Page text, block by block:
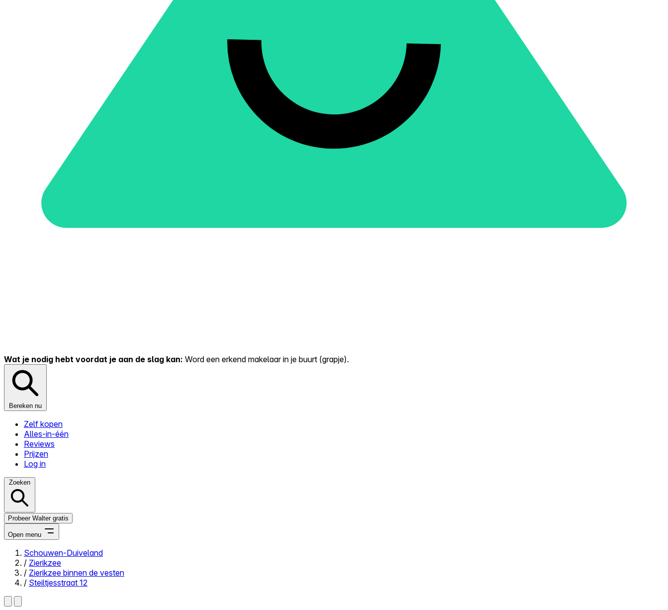
Wat je nodig hebt voordat je aan de slag kan: Word een erkend makelaar in je buurt (grapje).
Bereken nu
Zelf kopen
Alles-in-één
Reviews
Prijzen
Log in
Zoeken
Probeer Walter gratis
Open menu
Close menu
Schouwen-Duiveland
/ Zierikzee
/ Zierikzee binnen de vesten
/ Steiltjesstraat 12